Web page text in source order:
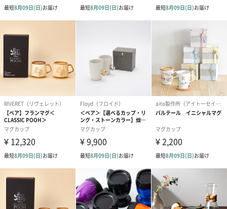
包装紙
包装紙でラッピングを施してお届けいたします。
ゴールド（リッチリボ
ン）（680円）
ン）（680円）
ザ）（680円）
のしカード